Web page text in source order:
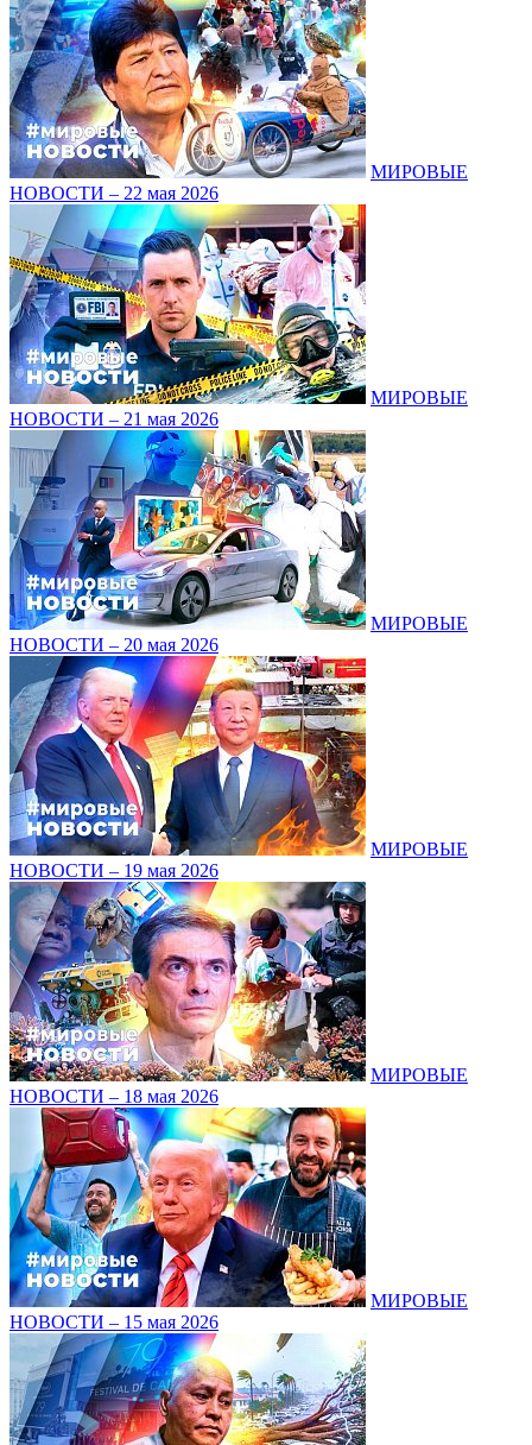
МИРОВЫЕ
НОВОСТИ – 22 мая 2026
МИРОВЫЕ
НОВОСТИ – 21 мая 2026
МИРОВЫЕ
НОВОСТИ – 20 мая 2026
МИРОВЫЕ
НОВОСТИ – 19 мая 2026
МИРОВЫЕ
НОВОСТИ – 18 мая 2026
МИРОВЫЕ
НОВОСТИ – 15 мая 2026